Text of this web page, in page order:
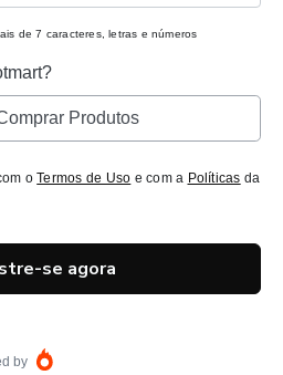
de 7 caracteres, letras e números
Produtos
oTermos de Uso e com a Políticas da
se agora
by